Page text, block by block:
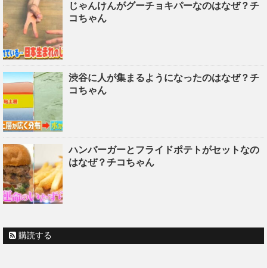
じゃんけんがグーチョキパーなのはなぜ？チ
コちゃん
渋谷に人が集まるようになったのはなぜ？チ
コちゃん
ハンバーガーとフライドポテトがセットなの
はなぜ？チコちゃん
購読する